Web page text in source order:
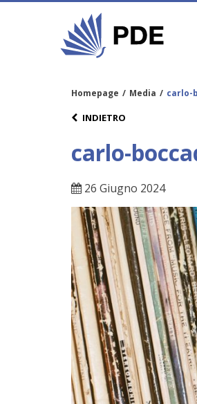
Homepage / Media / carlo-
INDIETRO
carlo-
26 Giugno 2024